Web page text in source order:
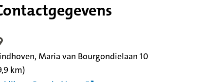
Maria van Bourgondielaan 10
km)